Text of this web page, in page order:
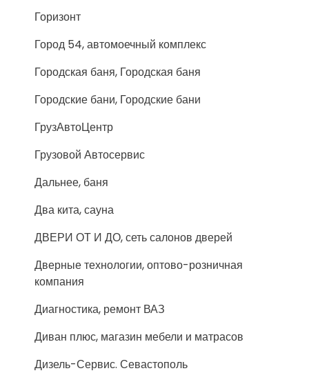
Горизонт
Город 54, автомоечный комплекс
Городская баня, Городская баня
Городские бани, Городские бани
ГрузАвтоЦентр
Грузовой Автосервис
Дальнее, баня
Два кита, сауна
ДВЕРИ ОТ И ДО, сеть салонов дверей
Дверные технологии, оптово-розничная
компания
Диагностика, ремонт ВАЗ
Диван плюс, магазин мебели и матрасов
Дизель-Сервис. Севастополь